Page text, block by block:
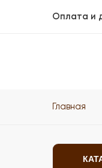
Оплата и
Главная